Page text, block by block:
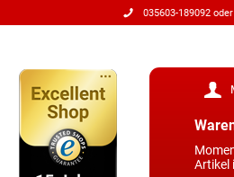
035603-189092 oder
Artikel